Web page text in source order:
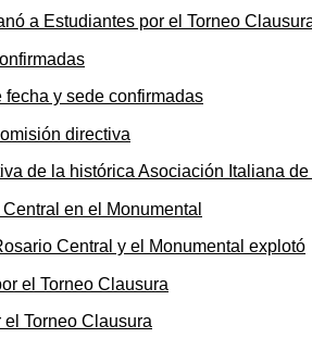
a Estudiantes por el Torneo
y sede confirmadas
de la histórica Asociación Italiana
Central y el Monumental explotó
el Torneo Clausura